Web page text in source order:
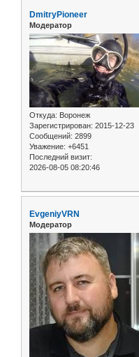
DmitryPioneer
Модератор
Откуда: Воронеж
Зарегистрирован: 2015-12-23
Сообщений: 2899
Уважение: +6451
Последний визит:
2026-08-05 08:20:46
EvgeniyVRN
Модератор